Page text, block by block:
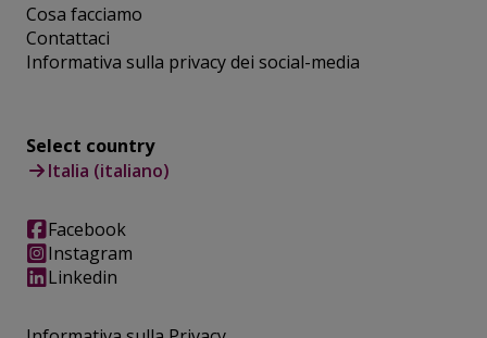
Cosa facciamo
Contattaci
Informativa sulla privacy dei social-media
Select country
Italia (italiano)
Facebook
Instagram
Linkedin